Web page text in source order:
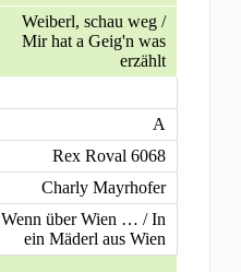
Weiberl, schau weg /
Mir hat a Geig'n was
erzählt
A
Rex Roval 6068
Charly Mayrhofer
Wenn über Wien … / In
ein Mäderl aus Wien